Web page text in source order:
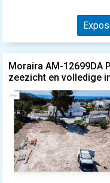
Moraira AM-12699DA
zeezicht en volledige